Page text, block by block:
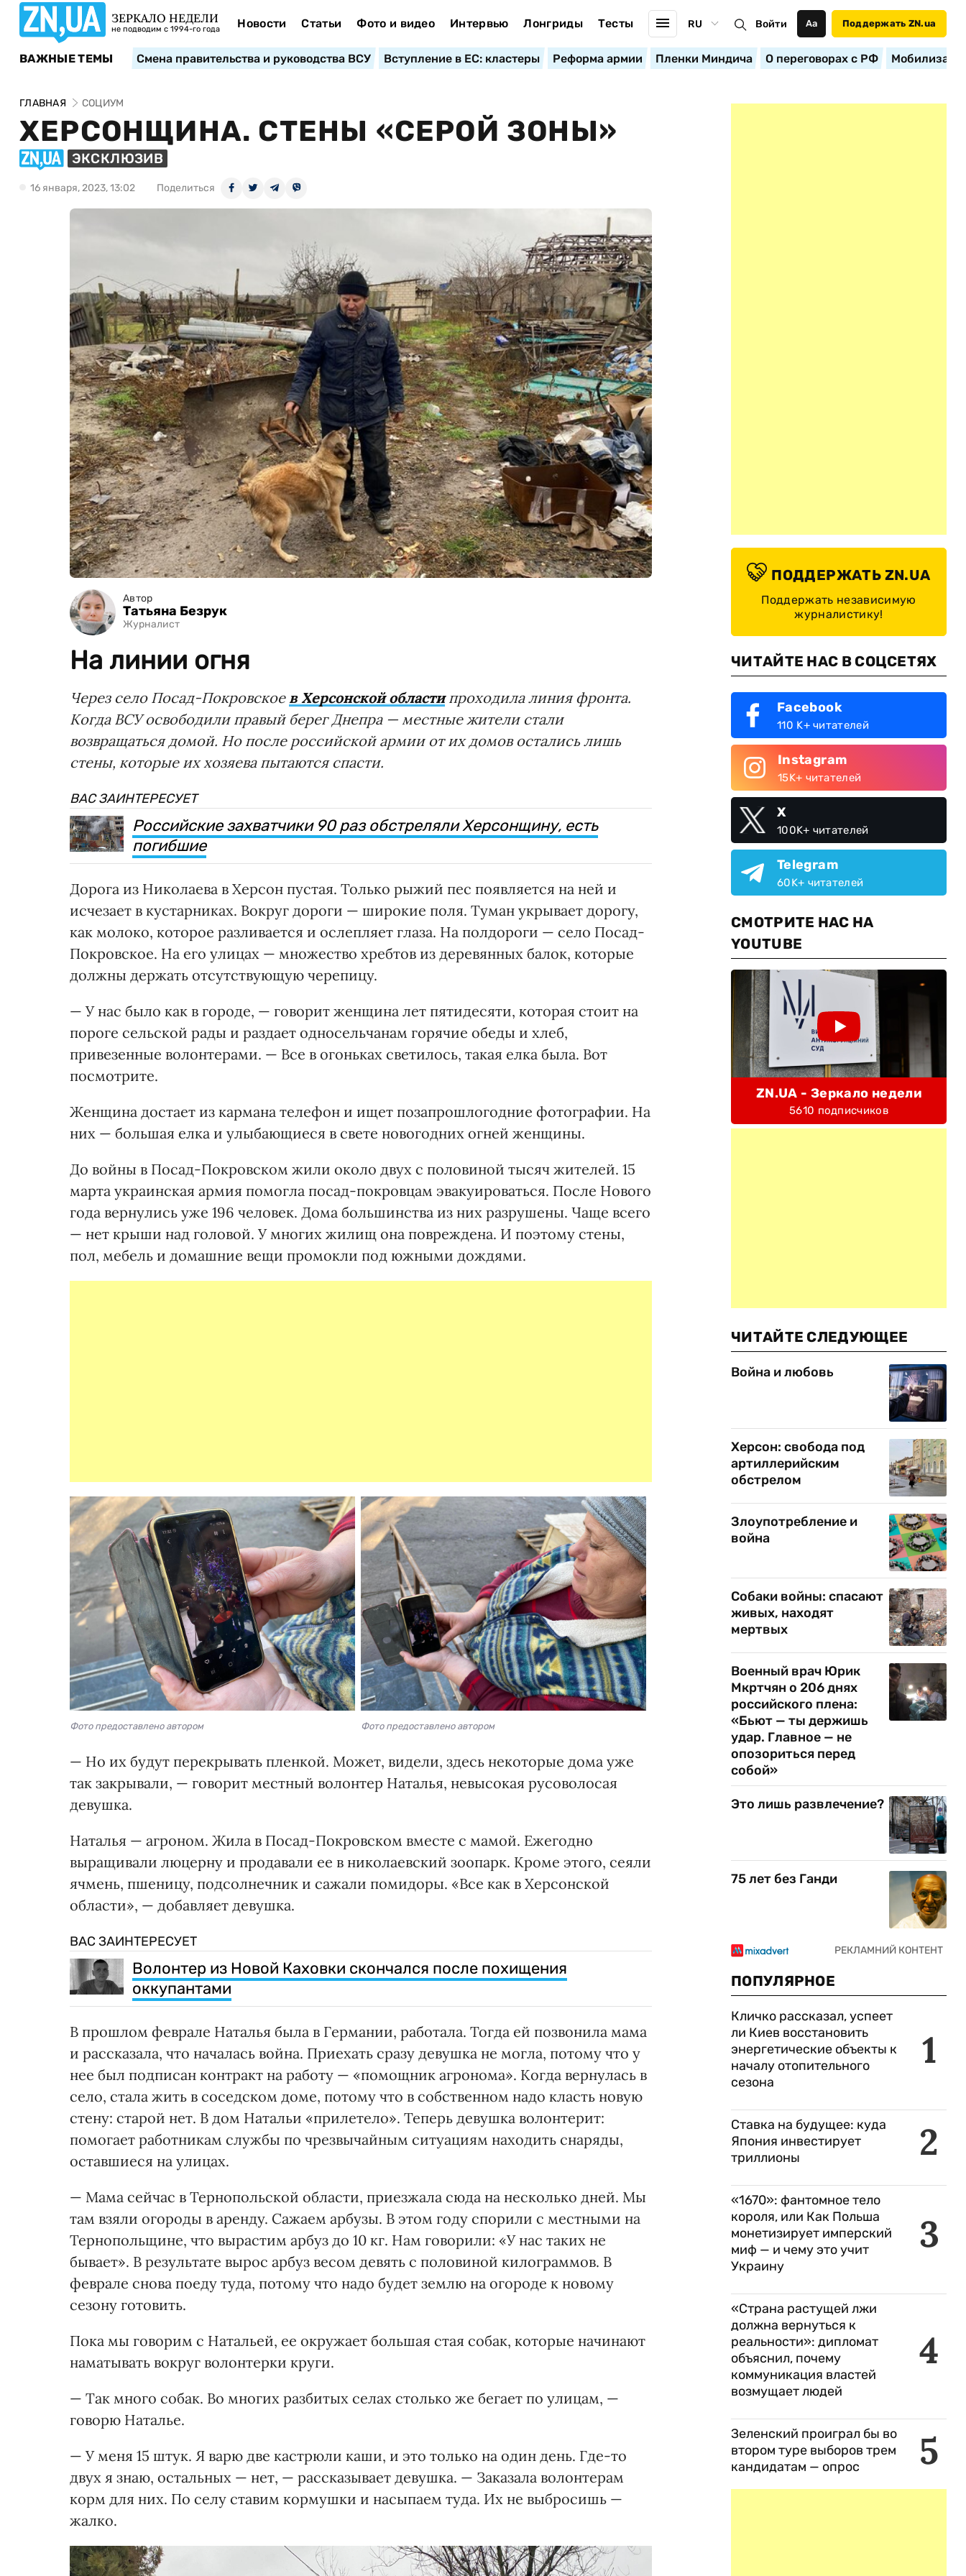
ЗЕРКАЛО НЕДЕЛИ
не подводим с 1994-го года Новости Статьи Фото и видео Интервью Лонгриды Тесты RU Войти Аа Поддержать ZN.ua
ВАЖНЫЕ ТЕМЫ Смена правительства и руководства ВСУ Вступление в ЕС: кластеры Реформа армии Пленки Миндича О переговорах с РФ
ГЛАВНАЯ СОЦИУМ
ХЕРСОНЩИНА. СТЕНЫ «СЕРОЙ ЗОНЫ»
ЭКСКЛЮЗИВ
16 января, 2023, 13:02 Поделиться
Автор
Татьяна Безрук
Журналист
На линии огня
Через село Посад-Покровское в Херсонской областипроходила линия фронта.
Когда ВСУ освободили правый берег Днепра — местные жители стали
возвращаться домой. Но после российской армии от их домов остались лишь
стены, которые их хозяева пытаются спасти.
ВАС ЗАИНТЕРЕСУЕТ
Российские захватчики 90 раз обстреляли Херсонщину, есть
погибшие
Дорога из Николаева в Херсон пустая. Только рыжий пес появляется на ней и
исчезает в кустарниках. Вокруг дороги — широкие поля. Туман укрывает дорогу,
как молоко, которое разливается и ослепляет глаза. На полдороги — село Посад-
Покровское. На его улицах — множество хребтов из деревянных балок, которые
должны держать отсутствующую черепицу.
— У нас было как в городе, — говорит женщина лет пятидесяти, которая стоит на
пороге сельской рады и раздает односельчанам горячие обеды и хлеб,
привезенные волонтерами. — Все в огоньках светилось, такая елка была. Вот
посмотрите.
Женщина достает из кармана телефон и ищет позапрошлогодние фотографии. На
них — большая елка и улыбающиеся в свете новогодних огней женщины.
До войны в Посад-Покровском жили около двух с половиной тысяч жителей. 15
марта украинская армия помогла посад-покровцам эвакуироваться. После Нового
года вернулись уже 196 человек. Дома большинства из них разрушены. Чаще всего
— нет крыши над головой. У многих жилищ она повреждена. И поэтому стены,
пол, мебель и домашние вещи промокли под южными дождями.
Фото предоставлено автором Фото предоставлено автором
— Но их будут перекрывать пленкой. Может, видели, здесь некоторые дома уже
так закрывали, — говорит местный волонтер Наталья, невысокая русоволосая
девушка.
Наталья — агроном. Жила в Посад-Покровском вместе с мамой. Ежегодно
выращивали люцерну и продавали ее в николаевский зоопарк. Кроме этого, сеяли
ячмень, пшеницу, подсолнечник и сажали помидоры. «Все как в Херсонской
области», — добавляет девушка.
ВАС ЗАИНТЕРЕСУЕТ
Волонтер из Новой Каховки скончался после похищения
оккупантами
В прошлом феврале Наталья была в Германии, работала. Тогда ей позвонила мама
и рассказала, что началась война. Приехать сразу девушка не могла, потому что у
нее был подписан контракт на работу — «помощник агронома». Когда вернулась в
село, стала жить в соседском доме, потому что в собственном надо класть новую
стену: старой нет. В дом Натальи «прилетело». Теперь девушка волонтерит:
помогает работникам службы по чрезвычайным ситуациям находить снаряды,
оставшиеся на улицах.
— Мама сейчас в Тернопольской области, приезжала сюда на несколько дней. Мы
там взяли огороды в аренду. Сажаем арбузы. В этом году спорили с местными на
Тернопольщине, что вырастим арбуз до 10 кг. Нам говорили: «У нас таких не
бывает». В результате вырос арбуз весом девять с половиной килограммов. В
феврале снова поеду туда, потому что надо будет землю на огороде к новому
сезону готовить.
Пока мы говорим с Натальей, ее окружает большая стая собак, которые начинают
наматывать вокруг волонтерки круги.
— Так много собак. Во многих разбитых селах столько же бегает по улицам, —
говорю Наталье.
— У меня 15 штук. Я варю две кастрюли каши, и это только на один день. Где-то
двух я знаю, остальных — нет, — рассказывает девушка. — Заказала волонтерам
корм для них. По селу ставим кормушки и насыпаем туда. Их не выбросишь —
жалко.
ПОДДЕРЖАТЬ ZN.UA
Поддержать независимую
журналистику!
ЧИТАЙТЕ НАС В СОЦСЕТЯХ
Facebook
110 K+ читателей
Instagram
15K+ читателей
X
100K+ читателей
Telegram
60K+ читателей
СМОТРИТЕ НАС НА
YOUTUBE
ZN.UA - Зеркало недели
5610 подписчиков
ЧИТАЙТЕ СЛЕДУЮЩЕЕ
Война и любовь
Херсон: свобода под
артиллерийским
обстрелом
Злоупотребление и
война
Собаки войны: спасают
живых, находят
мертвых
Военный врач Юрик
Мкртчян о 206 днях
российского плена:
«Бьют — ты держишь
удар. Главное — не
опозориться перед
собой»
Это лишь развлечение?
75 лет без Ганди
ПОПУЛЯРНОЕ
1
Кличко рассказал, успеет
ли Киев восстановить
энергетические объекты к
началу отопительного
сезона
2
Ставка на будущее: куда
Япония инвестирует
триллионы
3
«1670»: фантомное тело
короля, или Как Польша
монетизирует имперский
миф — и чему это учит
Украину
4
«Страна растущей лжи
должна вернуться к
реальности»: дипломат
объяснил, почему
коммуникация властей
возмущает людей
5
Зеленский проиграл бы во
втором туре выборов трем
кандидатам — опрос